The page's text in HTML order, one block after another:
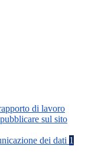
di lavoro
sul sito
dei dati 1